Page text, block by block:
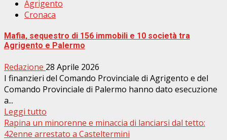
Agrigento
Cronaca
Mafia, sequestro di 156 immobili e 10 società tra
Agrigento e Palermo
Redazione 28 Aprile 2026
I finanzieri del Comando Provinciale di Agrigento e del
Comando Provinciale di Palermo hanno dato esecuzione
a...
Leggi tutto
Rapina un minorenne e minaccia di lanciarsi dal tetto:
42enne arrestato a Casteltermini